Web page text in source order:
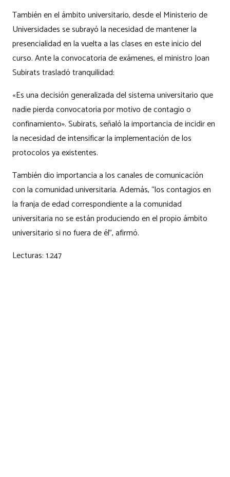
También en el ámbito universitario, desde el Ministerio de
Universidades se subrayó la necesidad de mantener la
presencialidad en la vuelta a las clases en este inicio del
curso. Ante la convocatoria de exámenes, el ministro Joan
Subirats trasladó tranquilidad:
«Es una decisión generalizada del sistema universitario que
nadie pierda convocatoria por motivo de contagio o
confinamiento». Subirats, señaló la importancia de incidir en
la necesidad de intensificar la implementación de los
protocolos ya existentes.
También dio importancia a los canales de comunicación
con la comunidad universitaria. Además, “los contagios en
la franja de edad correspondiente a la comunidad
universitaria no se están produciendo en el propio ámbito
universitario si no fuera de él”, afirmó.
Lecturas:1.247